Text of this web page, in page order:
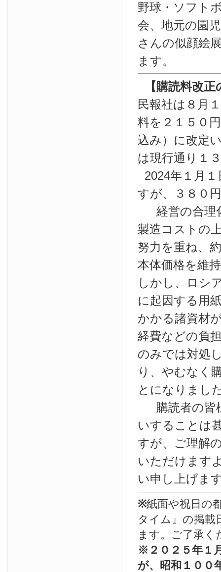
野球・ソフト
会、地元の園
さんの似顔絵
ます。
【購読料改正
民報社は８月
料を２１５０
込み）に改定
は現行通り１
2024年１月１
すが、３８０
経営の合理
製造コストの
努力を重ね、
本体価格を維
しかし、ロシ
に起因する用
かかる諸資材
経費などの負
のみでは対処
り、やむなく
とになりまし
購読者の皆
いすることは
すが、ご理解
いただけます
い申し上げま
※紙面や祝日の
タイム』の掲載
ます。ご了承く
※ ２０２５年１
が、昭和１００